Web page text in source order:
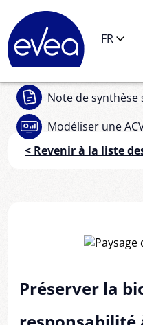
FR
Note de synthèse
Modéliser une
< Revenir à la liste
Préserver la
Panneau de gestion des